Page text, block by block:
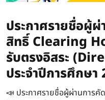
ประกาศรายชื่อผู้
สิทธิ์ Clearing
รับตรงอิสระ
ประจำปีการศึกษา
📣 ประกาศรายชื่อผู้ผ่านการ